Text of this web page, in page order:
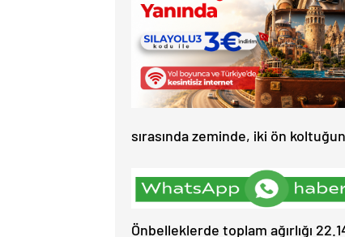
sırasında zeminde, iki ön
Önbelleklerde toplam ağırlığı